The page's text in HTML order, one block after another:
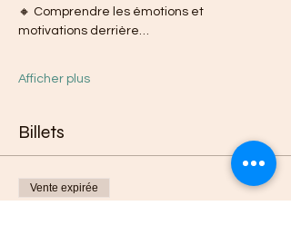
🔸 Comprendre les émotions et
motivations derrière…
Afficher plus
Billets
Vente expirée